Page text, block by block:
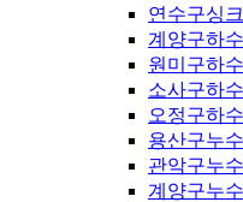
연수구싱
계양구하
원미구하
소사구하
오정구하
용산구누
관악구누
계양구누